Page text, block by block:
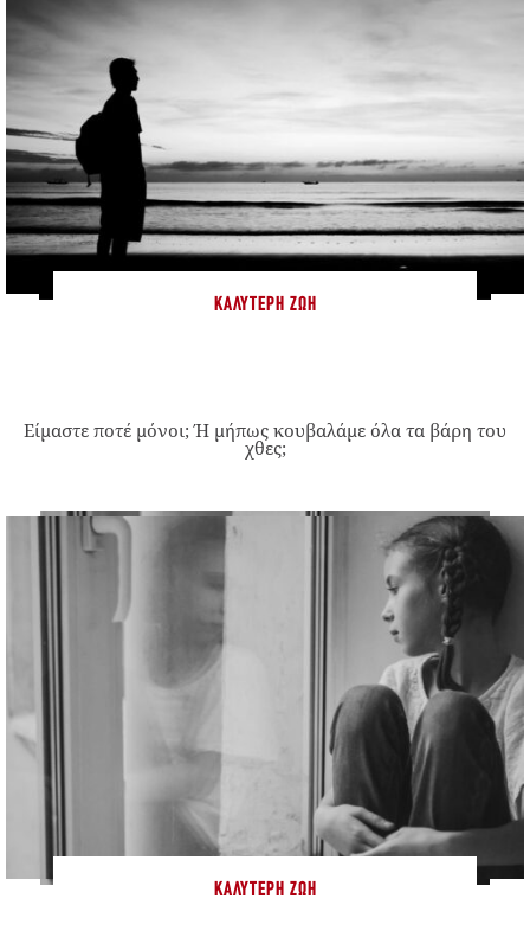
ΚΑΛΎΤΕΡΗ ΖΩΉ
Είμαστε ποτέ μόνοι; Ή μήπως κουβαλάμε όλα τα βάρη του
χθες;
ΚΑΛΎΤΕΡΗ ΖΩΉ